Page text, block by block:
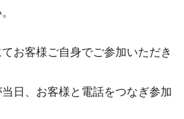
お客様ご自身でご参加いただき
日、お客様と電話をつなぎ参加